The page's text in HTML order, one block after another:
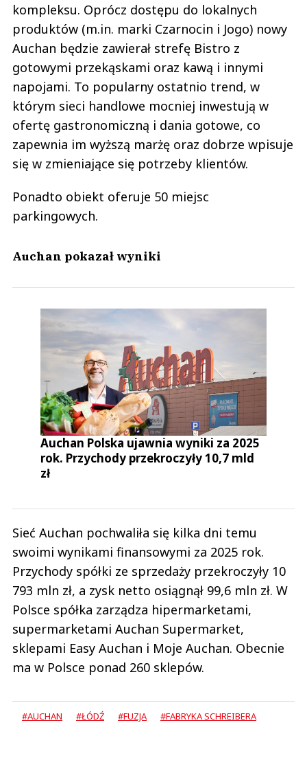
kompleksu. Oprócz dostępu do lokalnych
produktów (m.in. marki Czarnocin i Jogo) nowy
Auchan będzie zawierał strefę Bistro z
gotowymi przekąskami oraz kawą i innymi
napojami. To popularny ostatnio trend, w
którym sieci handlowe mocniej inwestują w
ofertę gastronomiczną i dania gotowe, co
zapewnia im wyższą marżę oraz dobrze wpisuje
się w zmieniające się potrzeby klientów.
Ponadto obiekt oferuje 50 miejsc
parkingowych.
Auchan pokazał wyniki
Auchan Polska ujawnia wyniki za 2025
rok. Przychody przekroczyły 10,7 mld
zł
Sieć Auchan pochwaliła się kilka dni temu
swoimi wynikami finansowymi za 2025 rok.
Przychody spółki ze sprzedaży przekroczyły 10
793 mln zł, a zysk netto osiągnął 99,6 mln zł. W
Polsce spółka zarządza hipermarketami,
supermarketami Auchan Supermarket,
sklepami Easy Auchan i Moje Auchan. Obecnie
ma w Polsce ponad 260 sklepów.
#AUCHAN #ŁÓDŹ #FUZJA #FABRYKA SCHREIBERA